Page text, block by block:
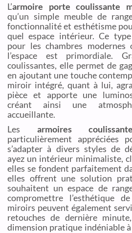
L’armoire porte coulissante
qu’un simple meuble de
fonctionnalité et esthétisme
quel espace intérieur. Ce
pour les chambres modernes
l’espace est primordiale.
coulissantes, elle permet de
en ajoutant une touche
miroir intégré, quant à lui,
pièce et apporte une
créant ainsi une
accueillante.
Les armoires
particulièrement appréciées
s’adapter à divers styles de
ayez un intérieur minimaliste,
elles se fondent parfaitement
elles offrent une solution
souhaitent un espace de
compromettre l’esthétique
miroirs peuvent également
retouches de dernière
dimension pratique indéniable